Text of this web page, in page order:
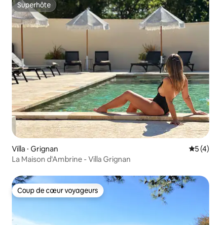
Superhôte
Superhôte
Villa ⋅ Grignan
5 (4)
La Maison d'Ambrine - Villa Grignan
Coup de cœur voyageurs
Coup de cœur voyageurs